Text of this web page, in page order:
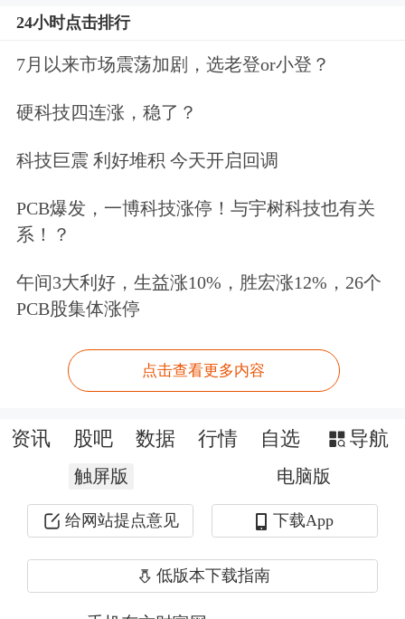
今年应该进一步增加支小再贷款的额
度。第二，定向降准是结构性降准，有
行定向降准一次到两次。第三，定向中
期借贷便利(TMLF)是央行为了加大对
小微企业的金融支持力度，向这些企业
提供长期稳定的资金而定制的工具。
TMLF的期限较长，利率优惠，可以使
小微企业得到更好的资金支持。今年是
小微企业复苏的关键期，建议应当恢复
TMLF的操作，用创新的货币政策工具
助力小微企业发展。
政策输血很重要，但更重要的是想方设
法增强中小企业的造血功能，培育它们
的自我发展能力。“数字化转型有利于
24小时点击排行
7月以来市场震荡加剧，选老登or小登？
硬科技四连涨，稳了？
科技巨震 利好堆积 今天开启回调
PCB爆发，一博科技涨停！与宇树科技也有关
系！？
午间3大利好，生益涨10%，胜宏涨12%，26个
PCB股集体涨停
点击查看更多内容
资讯 股吧 数据 行情 自选 导航
触屏版 电脑版
给网站提点意见 下载App
低版本下载指南